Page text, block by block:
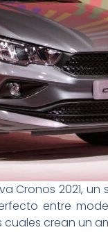
Cronos 2021,
entre
crean un